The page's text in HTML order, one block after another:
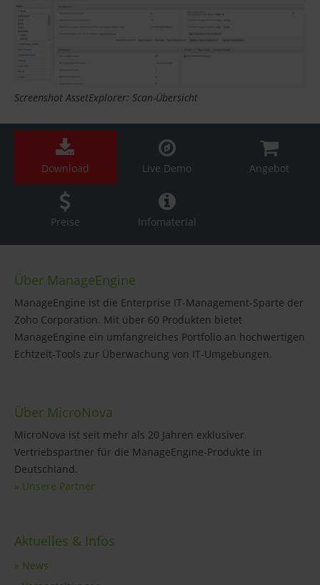
Screenshot AssetExplorer: Scan-Übersicht
Download Live Demo Angebot
Preise Infomaterial
Über ManageEngine
ManageEngine ist die Enterprise IT-Management-Sparte der
Zoho Corporation. Mit über 60 Produkten bietet
ManageEngine ein umfangreiches Portfolio an hochwertigen
Echtzeit-Tools zur Überwachung von IT-Umgebungen.
Über MicroNova
MicroNova ist seit mehr als 20 Jahren exklusiver
Vertriebspartner für die ManageEngine-Produkte in
Deutschland.
» Unsere Partner
Aktuelles & Infos
» News